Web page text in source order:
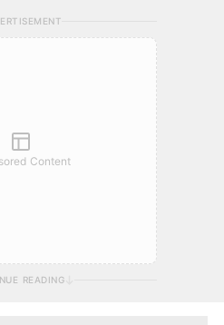
Content
READING